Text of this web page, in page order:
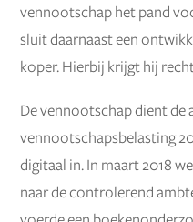
vennootschap het pand
sluit daarnaast een
koper. Hierbij krijgt hij
De vennootschap dient de
vennootschapsbelasting
digitaal in. In maart 2018
naar de controlerend